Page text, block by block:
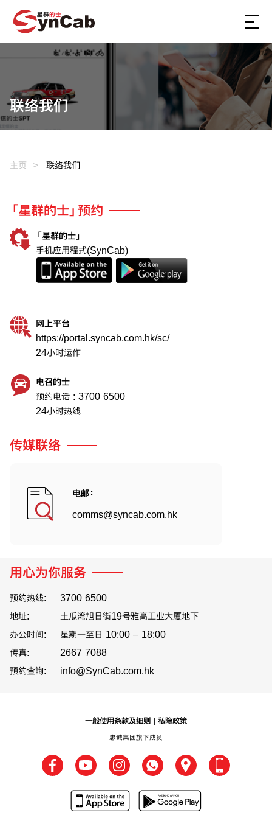
联络我们
主页 联络我们
「星群的士」预约
「星群的士」
手机应用程式(SynCab)
网上平台
https://portal.syncab.com.hk/sc/
24小时运作
电召的士
预约电话 : 3700 6500
24小时热线
传媒联络
电邮：
comms@syncab.com.hk
用心为你服务
预约热线:
3700 6500
地址:
土瓜湾旭日街19号雅高工业大厦地下
办公时间:
星期一至日 10:00 – 18:00
传真:
2667 7088
預約查詢:
info@SynCab.com.hk
一般使用条款及细则 私隐政策
忠诚集团旗下成员